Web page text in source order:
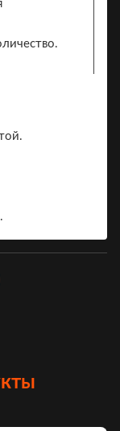
наклейку